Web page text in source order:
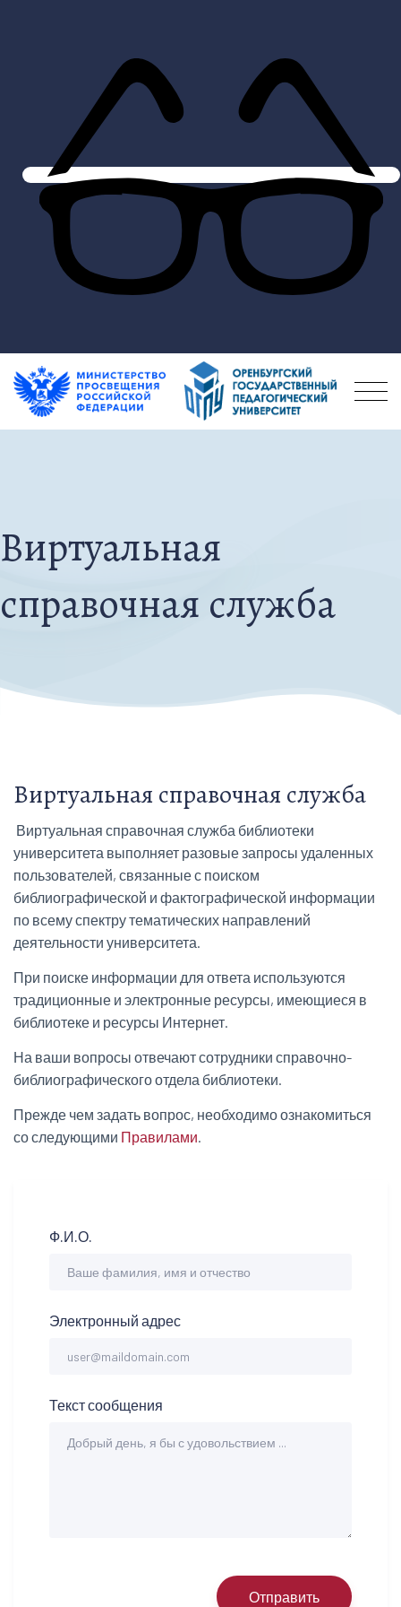
Виртуальная
справочная служба
Виртуальная справочная служба
Виртуальная справочная служба библиотеки
университета выполняет разовые запросы удаленных
пользователей, связанные с поиском
библиографической и фактографической информации
по всему спектру тематических направлений
деятельности университета.
При поиске информации для ответа используются
традиционные и электронные ресурсы, имеющиеся в
библиотеке и ресурсы Интернет.
На ваши вопросы отвечают сотрудники справочно-
библиографического отдела библиотеки.
Прежде чем задать вопрос, необходимо ознакомиться
со следующими Правилами.
Ф.И.О.
Электронный адрес
Текст сообщения